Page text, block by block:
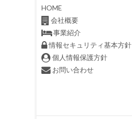
HOME
会社概要
事業紹介
情報セキュリティ基本方針
個人情報保護方針
お問い合わせ